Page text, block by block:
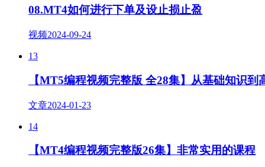
08.MT4如何进行下单及设止损止盈
视频2024-09-24
13
【MT5编程视频完整版 全28集】从基础知识到
文章2024-01-23
14
【MT4编程视频完整版26集】非常实用的课程